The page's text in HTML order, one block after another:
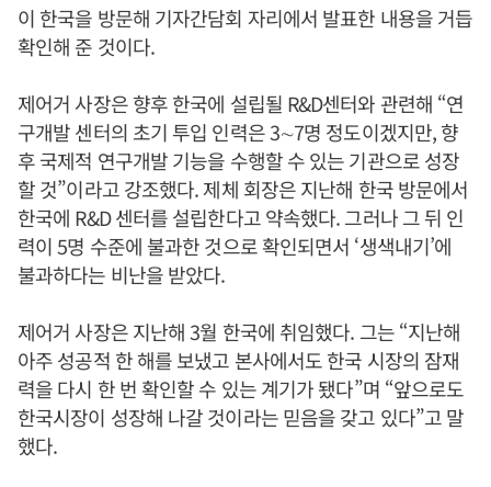
이 한국을 방문해 기자간담회 자리에서 발표한 내용을 거듭
확인해 준 것이다.
제어거 사장은 향후 한국에 설립될 R&D센터와 관련해 “연
구개발 센터의 초기 투입 인력은 3∼7명 정도이겠지만, 향
후 국제적 연구개발 기능을 수행할 수 있는 기관으로 성장
할 것”이라고 강조했다. 제체 회장은 지난해 한국 방문에서
한국에 R&D 센터를 설립한다고 약속했다. 그러나 그 뒤 인
력이 5명 수준에 불과한 것으로 확인되면서 ‘생색내기’에
불과하다는 비난을 받았다.
제어거 사장은 지난해 3월 한국에 취임했다. 그는 “지난해
아주 성공적 한 해를 보냈고 본사에서도 한국 시장의 잠재
력을 다시 한 번 확인할 수 있는 계기가 됐다”며 “앞으로도
한국시장이 성장해 나갈 것이라는 믿음을 갖고 있다”고 말
했다.